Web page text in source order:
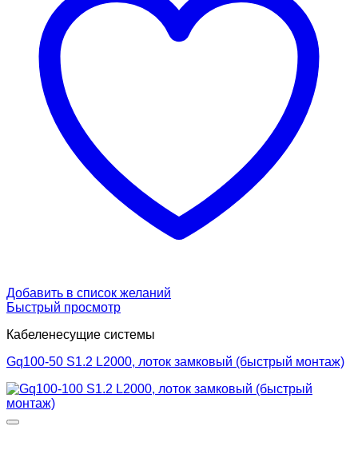
Добавить в список желаний
Быстрый просмотр
Кабеленесущие системы
Gq100-50 S1.2 L2000, лоток замковый (быстрый монтаж)